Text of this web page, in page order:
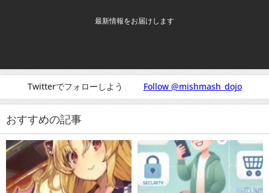
最新情報をお届けします
Twitterでフォローしよう Follow @mishmash_dojo
おすすめの記事